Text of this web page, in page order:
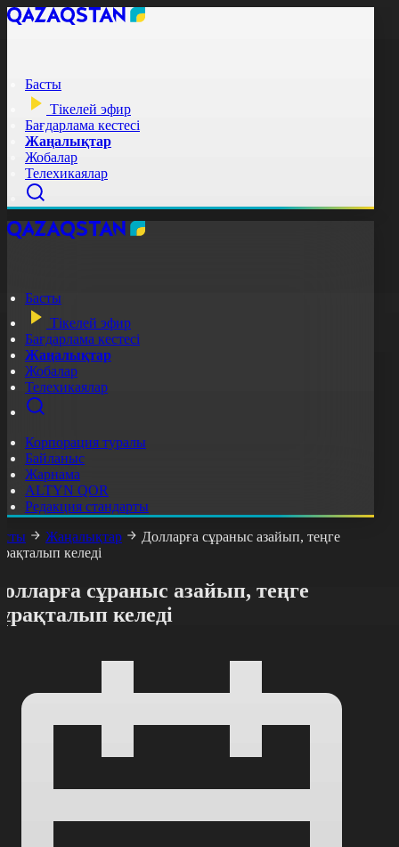
Басты
Тікелей эфир
Бағдарлама кестесі
Жаңалықтар
Жобалар
Телехикаялар
Басты
Тікелей эфир
Бағдарлама кестесі
Жаңалықтар
Жобалар
Телехикаялар
Корпорация туралы
Байланыс
Жарнама
ALTYN QOR
Редакция стандарты
Жаңалықтар
Долларға сұраныс азайып, теңге
келеді
сұраныс азайып, теңге
келеді